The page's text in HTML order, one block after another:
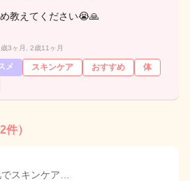
教えてください😭🙏
歳3ヶ月, 2歳11ヶ月
メ スキンケア おすすめ
体
件）
スキンケア…